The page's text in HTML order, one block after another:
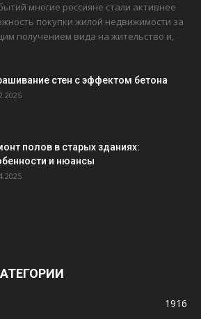
многие россияне стали активнее
покупки жилой недвижимости за
получением вида на жительство и,
стен с эффектом бетона
полов в старых зданиях:
и нюансы
1916